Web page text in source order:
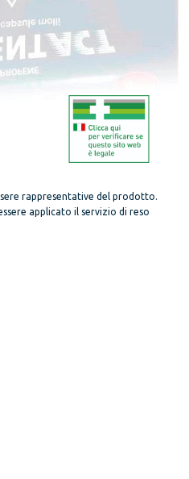
rappresentative del prodotto.
applicato il servizio di reso